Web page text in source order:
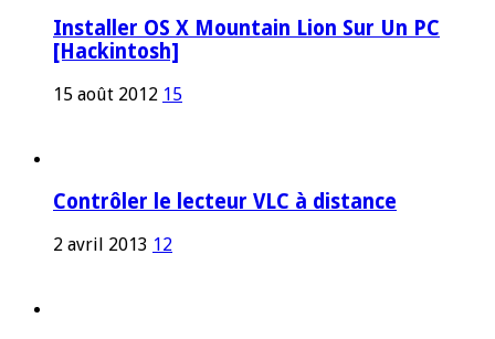
Installer OS X Mountain Lion Sur Un PC
[Hackintosh]
15 août 2012 15
Contrôler le lecteur VLC à distance
2 avril 2013 12